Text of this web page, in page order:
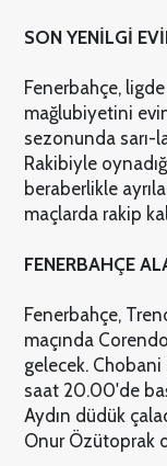
SON YENİLGİ
Fenerbahçe,
mağlubiyetini
sezonunda sarı-
Rakibiyle
beraberlikle
maçlarda rakip
FENERBAHÇE
Fenerbahçe,
maçında
gelecek.
saat 20.00'de
Aydın düdük
Onur Özütoprak